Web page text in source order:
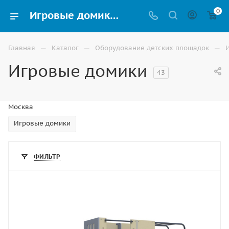
Игровые домики для детских площадок купить в Москве – выгодные цены, каталог | ВИНКО 0
Главная — Каталог — Оборудование детских площадок —
Игровые домики 43
Москва
Игровые домики
ФИЛЬТР